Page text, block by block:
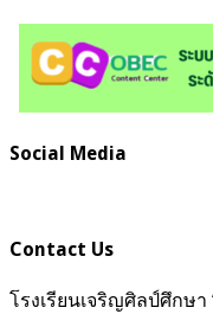
Social Media
Contact Us
โรงเรียนเจริญศิลป์ศึกษ